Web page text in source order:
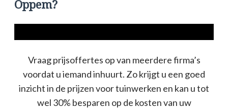
Oppem?
Vraag prijsoffertes op van meerdere firma’s
voordat u iemand inhuurt. Zo krijgt u een goed
inzicht in de prijzen voor tuinwerken en kan u tot
wel 30% besparen op de kosten van uw